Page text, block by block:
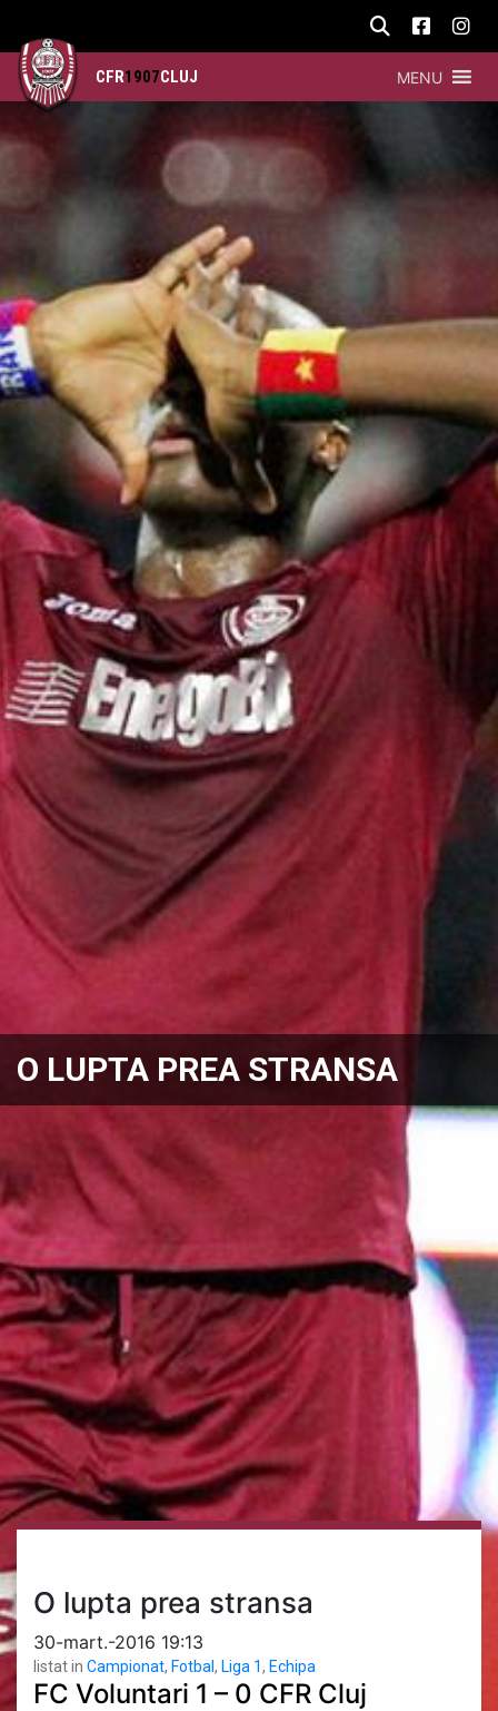
CFR1907CLUJ MENU
O LUPTA PREA STRANSA
O lupta prea stransa
30-mart.-2016 19:13
listat in Campionat, Fotbal , Liga 1, Echipa
FC Voluntari 1 – 0 CFR Cluj